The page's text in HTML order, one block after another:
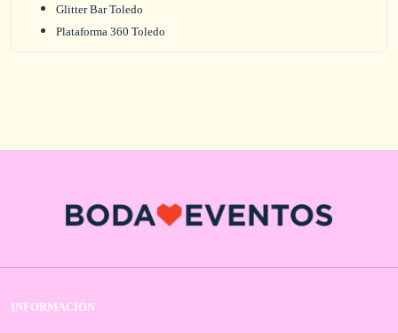
Glitter Bar Toledo
Plataforma 360 Toledo
INFORMACIÓN